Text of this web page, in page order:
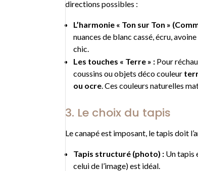
directions possibles :
L’harmonie « Ton sur Ton »
nuances de blanc cassé, écru,
chic.
Les touches « Terre » : Pour
coussins ou objets déco couleur
ou ocre . Ces couleurs naturelles
3. Le choix du tapis
Le canapé est imposant, le tapis doit
Tapis structuré (photo) : Un tapis
celui de l’image) est idéal.